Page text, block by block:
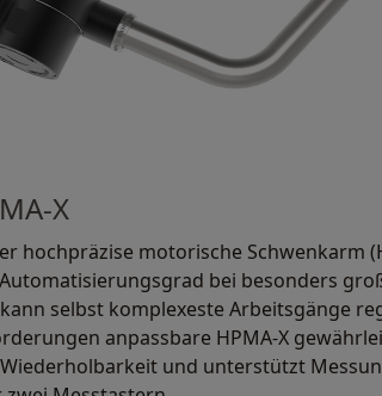
X
hochpräzise motorische Schwenkarm
bei besonders
selbst komplexeste Arbeitsgänge
anpassbare HPMA-X
und unterstützt